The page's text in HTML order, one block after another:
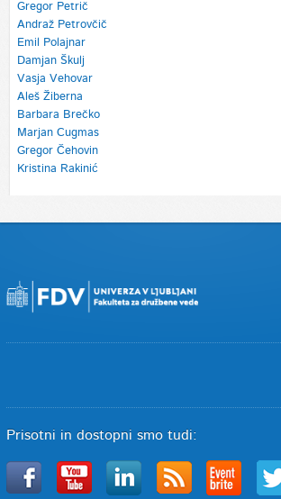
Gregor Petrič
Andraž Petrovčič
Emil Polajnar
Damjan Škulj
Vasja Vehovar
Aleš Žiberna
Barbara Brečko
Marjan Cugmas
Gregor Čehovin
Kristina Rakinić
Prisotni in dostopni smo tudi: